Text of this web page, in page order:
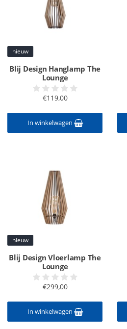
nieuw
Blij Design Hanglamp The
Lounge
€119,00
In winkelwagen
nieuw
Blij Design Vloerlamp The
Lounge
€299,00
In winkelwagen